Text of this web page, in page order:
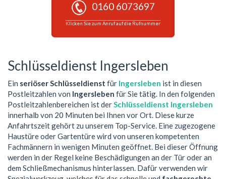
0160 6073697
Klicken Sie zum Anruf auf die Rufnummer
Schlüsseldienst Ingersleben
Ein seriöser Schlüsseldienst für Ingersleben ist in diesen
Postleitzahlen von Ingersleben für Sie tätig. In den folgenden
Postleitzahlenbereichen ist derSchlüsseldienst Ingersleben
innerhalb von 20 Minuten bei Ihnen vor Ort. Diese kurze
Anfahrtszeit gehört zu unserem Top-Service. Eine zugezogene
Haustüre oder Gartentüre wird von unseren kompetenten
Fachmännern in wenigen Minuten geöffnet. Bei dieser Öffnung
werden in der Regel keine Beschädigungen an der Tür oder an
dem Schließmechanismus hinterlassen. Dafür verwenden wir